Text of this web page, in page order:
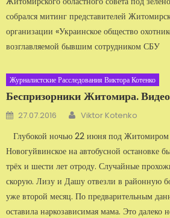
собрался митинг представителей
организации «Украинское общество
возглавляемой бывшим сотрудником СБУ
Журналистские Расследования Виктора Котенко
Беспризорники Житомира. Видео
Добавлено
27.07.2016 Автор
Viktor Kotenko
Глубокой ночью 22 июня под Житомиром
Новогуйвинское на автобусной остановке
трёх и шести лет отроду. Случайные
скорую. Лизу и Дашу отвезли в районную
уже второй месяц. По предварительным
оставила наркозависимая мама. Это далеко